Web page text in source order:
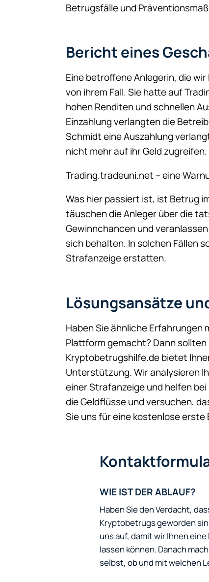
Betrugsfälle und
Bericht eines
Eine betroffene Anlegerin, die
von ihrem Fall. Sie hatte auf
hohen Renditen und schnellen
Einzahlung verlangten die
Schmidt eine Auszahlung
nicht mehr auf ihr Geld zugreifen.
Trading.tradeuni.net – eine
Was hier passiert ist, ist Betrug
täuschen die Anleger über die
Gewinnchancen und
sich behalten. In solchen Fällen
Strafanzeige erstatten.
Lösungsansätze
Haben Sie ähnliche
Plattform gemacht? Dann sollten
Kryptobetrugshilfe.de bietet
Unterstützung. Wir analysieren
einer Strafanzeige und helfen
die Geldflüsse und versuchen,
Sie uns für eine kostenlose
WIE IST DER ABLAUF?
Haben Sie den Verdacht,
Kryptobetrugs geworden
uns auf, damit wir Ihnen
lassen können. Danach
selbst, ob und mit welchen